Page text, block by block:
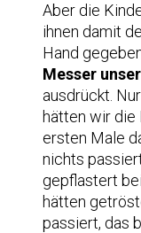
Aber die
ihnen damit
Hand
Messer
ausdrückt.
hätten wir die
ersten Male
nichts
gepflastert
hätten
passiert, das